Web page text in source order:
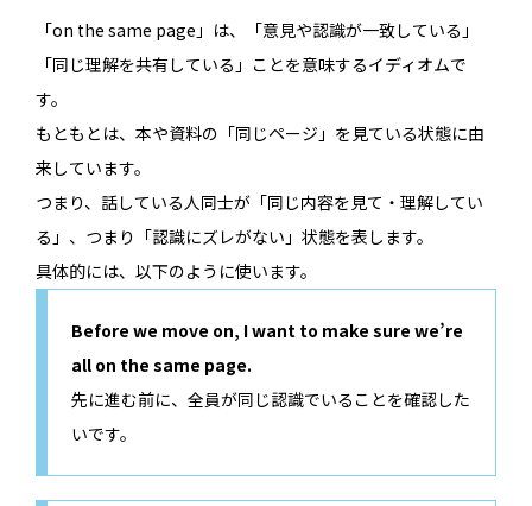
「on the same page」は、「意見や認識が一致している」
「同じ理解を共有している」ことを意味するイディオムで
す。
もともとは、本や資料の「同じページ」を見ている状態に由
来しています。
つまり、話している人同士が「同じ内容を見て・理解してい
る」、つまり「認識にズレがない」状態を表します。
具体的には、以下のように使います。
Before we move on, I want to make sure we’re
all on the same page.
先に進む前に、全員が同じ認識でいることを確認した
いです。